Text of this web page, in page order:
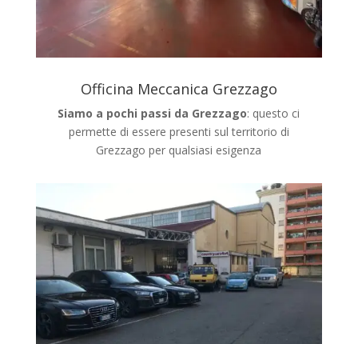
Officina Meccanica Grezzago
Siamo a pochi passi da Grezzago: questo ci
permette di essere presenti sul territorio di
Grezzago per qualsiasi esigenza